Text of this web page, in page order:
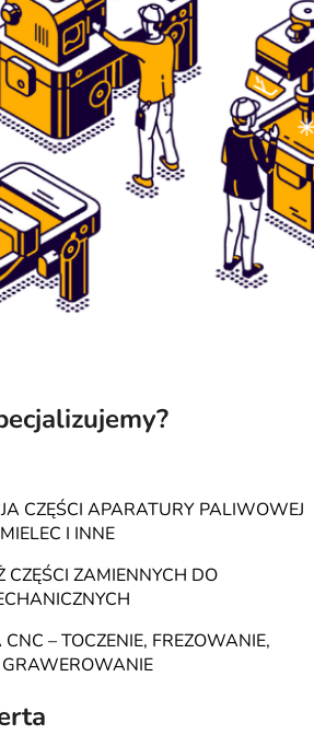
CZĘŚCI APARATURY PALIWOWEJ
I INNE
CZĘŚCI ZAMIENNYCH DO
– TOCZENIE, FREZOWANIE,